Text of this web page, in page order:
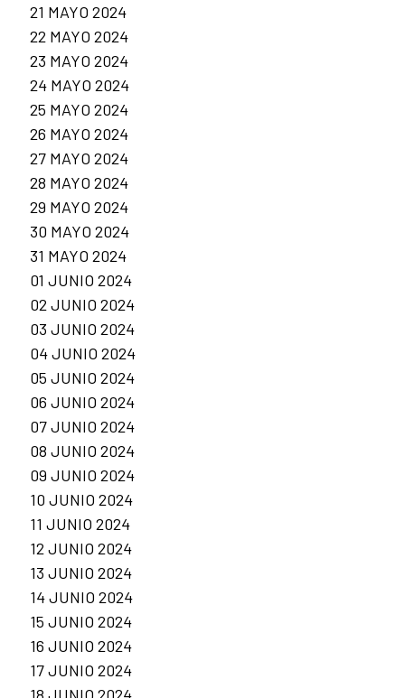
21 MAYO 2024
22 MAYO 2024
23 MAYO 2024
24 MAYO 2024
25 MAYO 2024
26 MAYO 2024
27 MAYO 2024
28 MAYO 2024
29 MAYO 2024
30 MAYO 2024
31 MAYO 2024
01 JUNIO 2024
02 JUNIO 2024
03 JUNIO 2024
04 JUNIO 2024
05 JUNIO 2024
06 JUNIO 2024
07 JUNIO 2024
08 JUNIO 2024
09 JUNIO 2024
10 JUNIO 2024
11 JUNIO 2024
12 JUNIO 2024
13 JUNIO 2024
14 JUNIO 2024
15 JUNIO 2024
16 JUNIO 2024
17 JUNIO 2024